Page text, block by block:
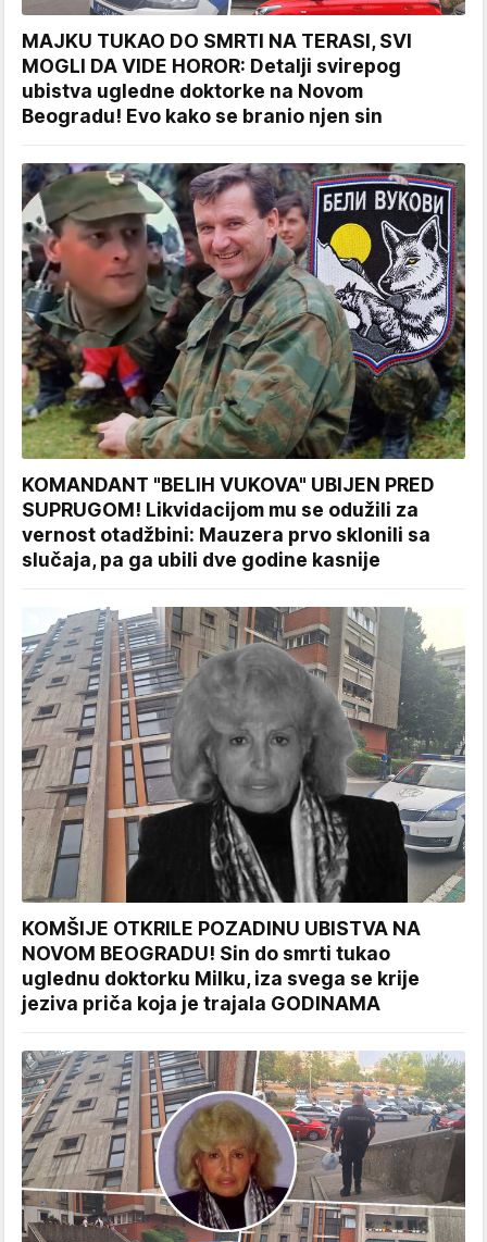
MAJKU TUKAO DO SMRTI NA TERASI, SVI
MOGLI DA VIDE HOROR: Detalji svirepog
ubistva ugledne doktorke na Novom
Beogradu! Evo kako se branio njen sin
KOMANDANT "BELIH VUKOVA" UBIJEN PRED
SUPRUGOM! Likvidacijom mu se odužili za
vernost otadžbini: Mauzera prvo sklonili sa
slučaja, pa ga ubili dve godine kasnije
KOMŠIJE OTKRILE POZADINU UBISTVA NA
NOVOM BEOGRADU! Sin do smrti tukao
uglednu doktorku Milku, iza svega se krije
jeziva priča koja je trajala GODINAMA